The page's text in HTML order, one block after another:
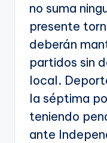
no suma
presente
deberán
partidos sin
local.
la séptima
teniendo
ante